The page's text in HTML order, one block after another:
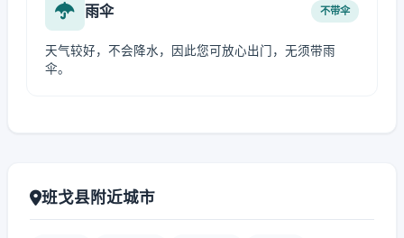
雨伞 不带伞
天气较好，不会降水，因此您可放心出门，无须带雨
伞。
班戈县附近城市